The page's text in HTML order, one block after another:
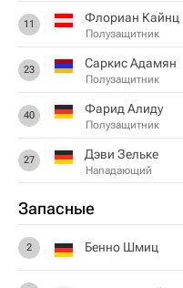
11 Флориан Кайнц
Полузащитник
23 Саркис Адамян
Полузащитник
40 Фарид Алиду
Полузащитник
27 Дэви Зельке
Нападающий
Запасные
2 Бенно Шмиц